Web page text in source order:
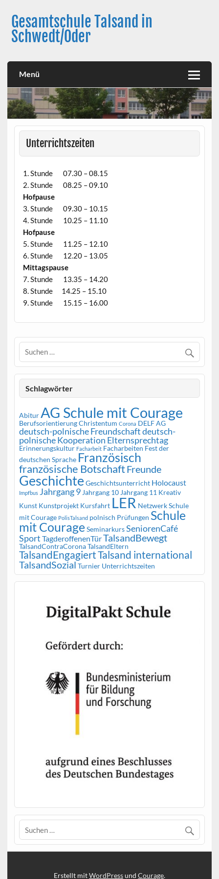
contentGesamtschule Talsand in
Schwedt/Oder
Menü
Unterrichtszeiten
1. Stunde 07.30 – 08.15
2. Stunde 08.25 – 09.10
Hofpause
3. Stunde 09.30 – 10.15
4. Stunde 10.25 – 11.10
Hofpause
5. Stunde 11.25 – 12.10
6. Stunde 12.20 – 13.05
Mittagspause
7. Stunde 13.35 – 14.20
8. Stunde 14.25 – 15.10
9. Stunde 15.15 – 16.00
Schlagwörter
AbiturAG Schule mit Courage
BerufsorientierungChristentum Corona DELF AG
deutsch-polnische Freundschaftdeutsch-
polnische Kooperation Elternsprechtag
Erinnerungskultur Facharbeit Facharbeiten Fest der
deutschen Sprache Französisch
französische BotschaftFreunde
Geschichte Geschichtsunterricht Holocaust
Impfbus Jahrgang 9 Jahrgang 10 Jahrgang 11 Kreativ
Kunst Kunstprojekt Kursfahrt LER Netzwerk Schule
mit Courage PolisTalsand polnisch Prüfungen Schule
mit Courage SeminarkursSeniorenCafé
Sport TagderoffenenTürTalsandBewegt
TalsandContraCoronaTalsandEltern
TalsandEngagiertTalsand international
TalsandSozial Turnier Unterrichtszeiten
Erstellt mitWordPressund Courage.